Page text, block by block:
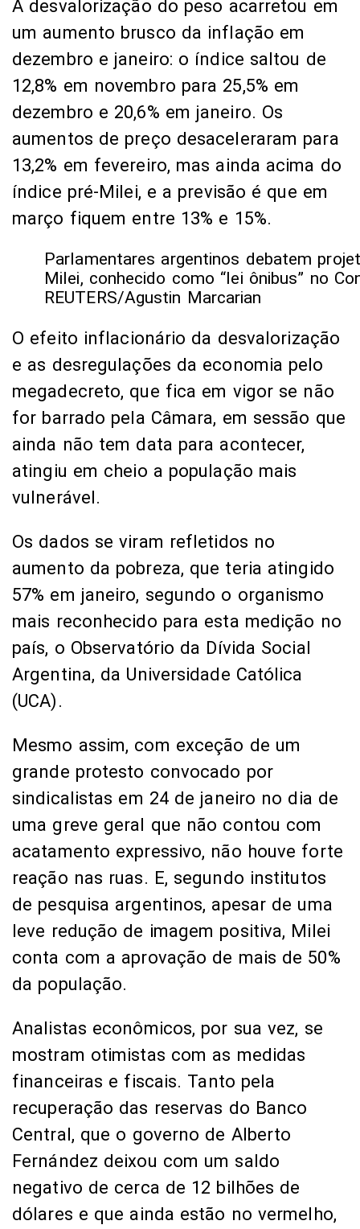
A desvalorização do peso acarretou em
um aumento brusco da inflação em
dezembro e janeiro: o índice saltou de
12,8% em novembro para 25,5% em
dezembro e 20,6% em janeiro. Os
aumentos de preço desaceleraram para
13,2% em fevereiro, mas ainda acima do
índice pré-Milei, e a previsão é que em
março fiquem entre 13% e 15%.
Parlamentares argentinos debatem
Milei, conhecido como “lei ônibus” no
REUTERS/Agustin Marcarian
O efeito inflacionário da desvalorização
e as desregulações da economia pelo
megadecreto, que fica em vigor se não
for barrado pela Câmara, em sessão que
ainda não tem data para acontecer,
atingiu em cheio a população mais
vulnerável.
Os dados se viram refletidos no
aumento da pobreza, que teria atingido
57% em janeiro, segundo o organismo
mais reconhecido para esta medição no
país, o Observatório da Dívida Social
Argentina, da Universidade Católica
(UCA).
Mesmo assim, com exceção de um
grande protesto convocado por
sindicalistas em 24 de janeiro no dia de
uma greve geral que não contou com
acatamento expressivo, não houve forte
reação nas ruas. E, segundo institutos
de pesquisa argentinos, apesar de uma
leve redução de imagem positiva, Milei
conta com a aprovação de mais de 50%
da população.
Analistas econômicos, por sua vez, se
mostram otimistas com as medidas
financeiras e fiscais. Tanto pela
recuperação das reservas do Banco
Central, que o governo de Alberto
Fernández deixou com um saldo
negativo de cerca de 12 bilhões de
dólares e que ainda estão no vermelho,